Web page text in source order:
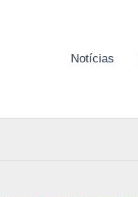
Notícias